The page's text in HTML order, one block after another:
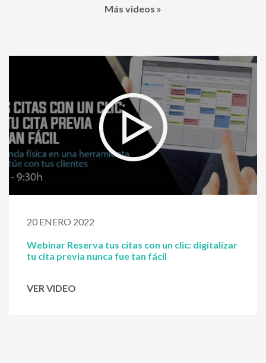
Más videos »
20 ENERO 2022
Webinar Reserva tus citas con un clic: digitalizar
tu cita previa nunca fue tan fácil
VER VIDEO